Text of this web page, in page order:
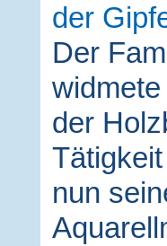
der
Der
der
nun